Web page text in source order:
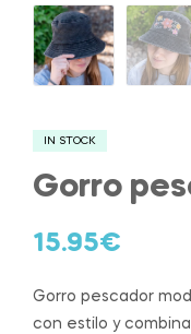
IN STOCK
Gorro
15.95€
Gorro pescador
con estilo y